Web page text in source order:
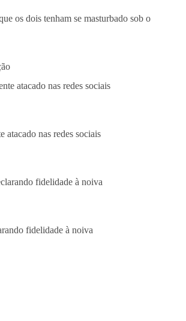
os dois tenham se masturbado sob o
atacado nas redes sociais
fidelidade à noiva